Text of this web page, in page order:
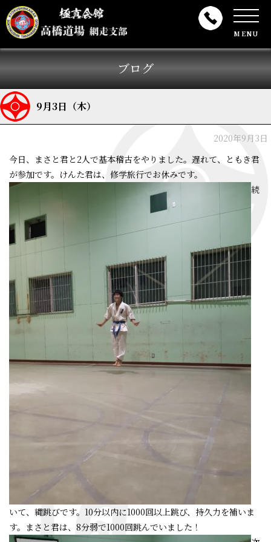
MENU
ブログ
9月3日（木）
2020年9月3日
今日、まさと君と2人で基本稽古をやりました。遅れて、ともき君
が参加です。けんた君は、修学旅行でお休みです。
続
いて、縄跳びです。10分以内に1000回以上跳び、持久力を補いま
す。まさと君は、8分弱で1000回跳んでいました！